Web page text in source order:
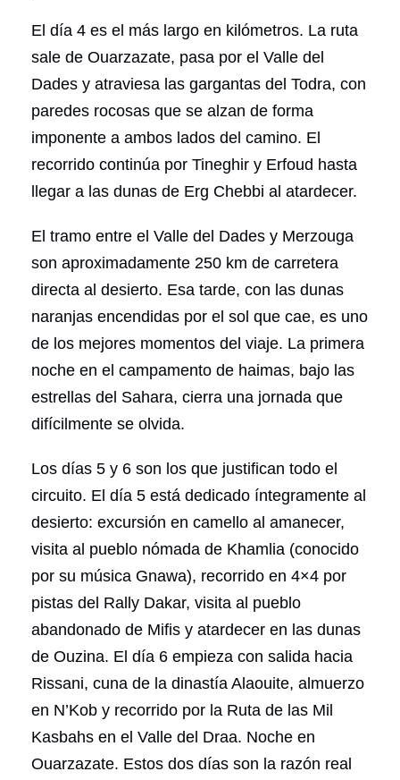
El día 4 es el más largo en kilómetros. La ruta
sale de Ouarzazate, pasa por el Valle del
Dades y atraviesa las gargantas del Todra, con
paredes rocosas que se alzan de forma
imponente a ambos lados del camino. El
recorrido continúa por Tineghir y Erfoud hasta
llegar a las dunas de Erg Chebbi al atardecer.
El tramo entre el Valle del Dades y Merzouga
son aproximadamente 250 km de carretera
directa al desierto. Esa tarde, con las dunas
naranjas encendidas por el sol que cae, es uno
de los mejores momentos del viaje. La primera
noche en el campamento de haimas, bajo las
estrellas del Sahara, cierra una jornada que
difícilmente se olvida.
Los días 5 y 6 son los que justifican todo el
circuito. El día 5 está dedicado íntegramente al
desierto: excursión en camello al amanecer,
visita al pueblo nómada de Khamlia (conocido
por su música Gnawa), recorrido en 4×4 por
pistas del Rally Dakar, visita al pueblo
abandonado de Mifis y atardecer en las dunas
de Ouzina. El día 6 empieza con salida hacia
Rissani, cuna de la dinastía Alaouite, almuerzo
en N’Kob y recorrido por la Ruta de las Mil
Kasbahs en el Valle del Draa. Noche en
Ouarzazate. Estos dos días son la razón real